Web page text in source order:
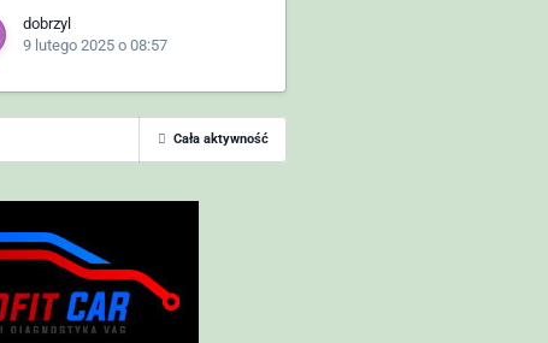
dobrzyl
9 lutego 2025 o 08:57
Cała aktywność